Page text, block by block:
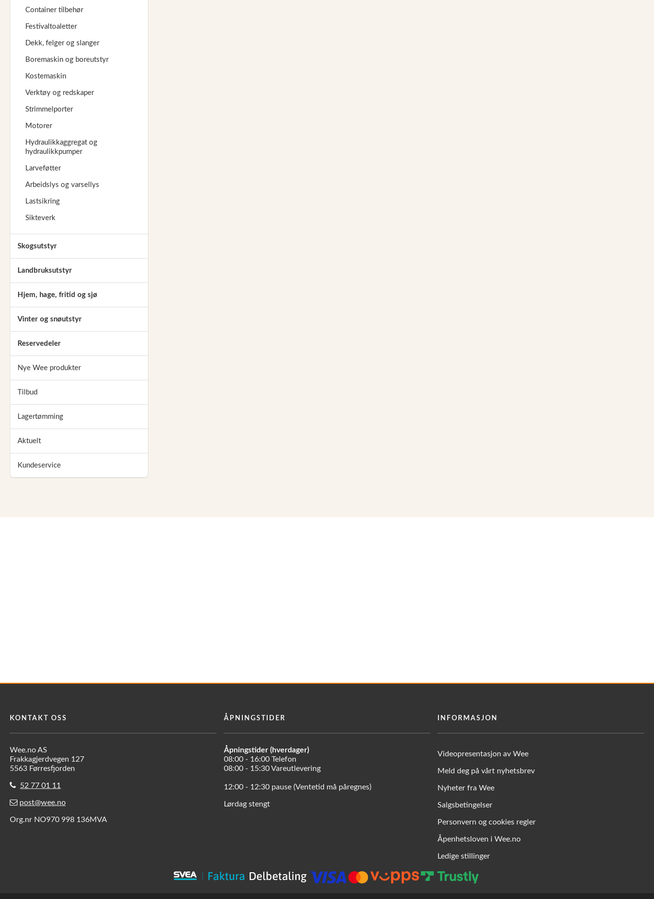
Container tilbehør
Festivaltoaletter
Dekk, felger og slanger
Boremaskin og boreutstyr
Kostemaskin
Verktøy og redskaper
Strimmelporter
Motorer
Hydraulikkaggregat og
hydraulikkpumper
Larveføtter
Arbeidslys og varsellys
Lastsikring
Sikteverk
Skogsutstyr
Landbruksutstyr
Hjem, hage, fritid og sjø
Vinter og snøutstyr
Reservedeler
Nye Wee produkter
Tilbud
Lagertømming
Aktuelt
Kundeservice
KONTAKT OSS
Wee.no AS
Frakkagjerdvegen 127
5563 Førresfjorden
52 77 01 11
post@wee.no
Org.nr NO970 998 136MVA
ÅPNINGSTIDER
Åpningstider (hverdager)
08:00 - 16:00 Telefon
08:00 - 15:30 Vareutlevering
12:00 - 12:30 pause (Ventetid må påregnes)
Lørdag stengt
INFORMASJON
Videopresentasjon av Wee
Meld deg på vårt nyhetsbrev
Nyheter fra Wee
Salgsbetingelser
Personvern og cookies regler
Åpenhetsloven i Wee.no
Ledige stillinger